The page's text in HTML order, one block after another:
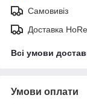
Самовивіз
Доставка
Всі умови
Умови оплати